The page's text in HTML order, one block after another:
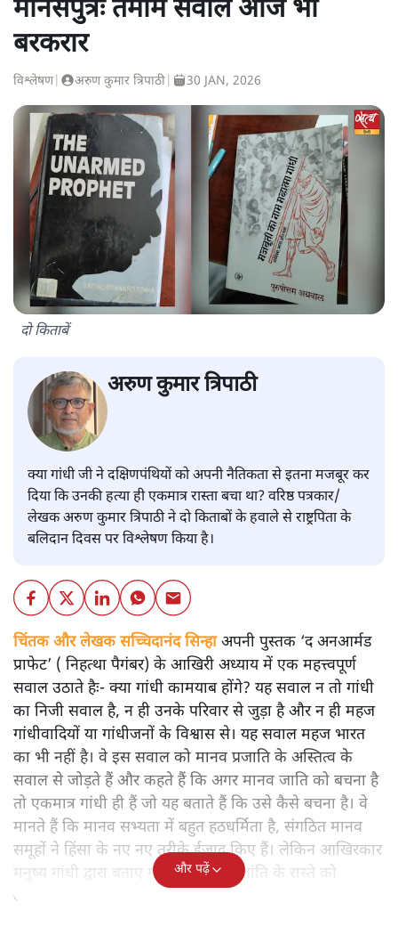
मानसपुत्रः तमाम सवाल आज भी
बरकरार
विश्लेषण| अरुण कुमार त्रिपाठी 30 JAN, 2026
दो किताबें
अरुण कुमार त्रिपाठी
क्या गांधी जी ने दक्षिणपंथियों को अपनी नैतिकता से इतना मजबूर कर
दिया कि उनकी हत्या ही एकमात्र रास्ता बचा था? वरिष्ठ पत्रकार/
लेखक अरुण कुमार त्रिपाठी ने दो किताबों के हवाले से राष्ट्रपिता के
बलिदान दिवस पर विश्लेषण किया है।
चिंतक और लेखक सच्चिदानंद सिन्हाअपनी पुस्तक ‘द अनआर्मड
प्राफेट’ ( निहत्था पैगंबर) के आखिरी अध्याय में एक महत्त्वपूर्ण
सवाल उठाते हैः- क्या गांधी कामयाब होंगे? यह सवाल न तो गांधी
का निजी सवाल है, न ही उनके परिवार से जुड़ा है और न ही महज
गांधीवादियों या गांधीजनों के विश्वास से। यह सवाल महज भारत
का भी नहीं है। वे इस सवाल को मानव प्रजाति के अस्तित्व के
सवाल से जोड़ते हैं और कहते हैं कि अगर मानव जाति को बचना है
तो एकमात्र गांधी ही हैं जो यह बताते हैं कि उसे कैसे बचना है। वे
मानते हैं कि मानव सभ्यता में बहुत हठधर्मिता है, संगठित मानव
समूहों ने हिंसा के नए नए तरीके ईजाद किए हैं। लेकिन आखिरकार
मनुष्य गांधी द्वारा बताए गए अहिंसा और शांति के रास्ते को
अपनाएगा।
और पढ़ें